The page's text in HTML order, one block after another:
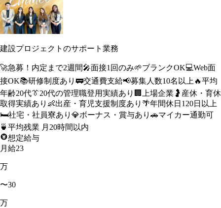
建設プロジェクトのサポート業務
🚀急募！内定まで2週間🎤面接1回のみ🌱ブランクOK💻Web面
接OK📚研修制度あり 🚃交通費支給📢募集人数10名以上🔥平均
年齢20代👔20代の管理職登用実績あり 🏢 上場企業 🤰 産休・育休
取得実績あり 👶出産・育児支援制度あり 🌴年間休日120日以上
🛏️社宅・社員寮あり 💎ボーナス・賞与あり 🚗マイカー通勤可
🍵 平均残業 月20時間以内
想定給与
月給23
万
〜30
万